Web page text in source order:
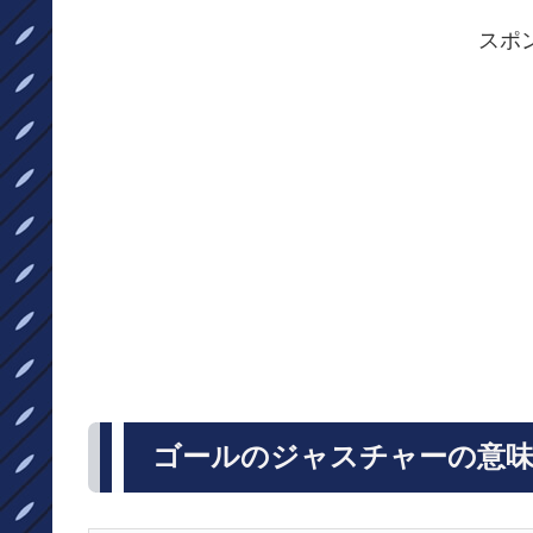
スポ
ゴールのジャスチャーの意味